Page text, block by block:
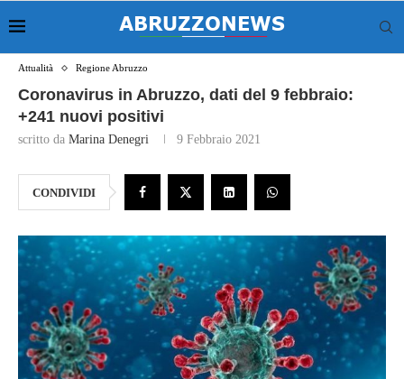
Attualità Regione Abruzzo
Coronavirus in Abruzzo, dati del 9 febbraio:
+241 nuovi positivi
scritto da Marina Denegri 9 Febbraio 2021
CONDIVIDI